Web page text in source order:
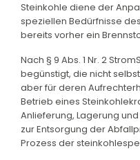
Steinkohle diene der
speziellen Bedürfnisse
bereits vorher ein
Nach § 9 Abs. 1 Nr. 2
begünstigt, die nicht
aber für deren
Betrieb eines
Anlieferung, Lagerung
zur Entsorgung der
Prozess der